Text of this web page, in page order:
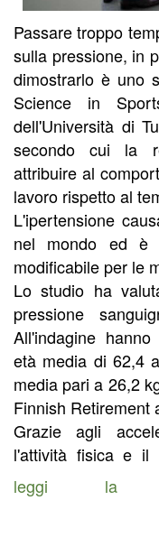
Passare troppo
sulla pressione, in
dimostrarlo è uno
Science in
dell'Università di
secondo cui la
attribuire al
lavoro rispetto al
L'ipertensione
nel mondo ed è
modificabile per le
Lo studio ha
pressione
All'indagine
età media di 62,4
media pari a 26,2
Finnish Retirement
Grazie agli
l'attività fisica e il
leggi la